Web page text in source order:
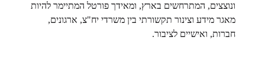
ונוצצים, המתרחשים בארץ, ומאידך פורטל המתיימר להיות
מאגר מידע וצינור תקשורתי בין משרדי יח"צ, ארגונים,
חברות, ואישיים לציבור.